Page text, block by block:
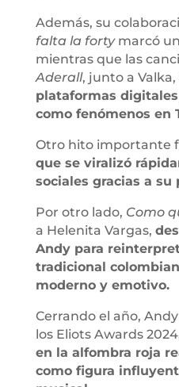
Además, su
falta la fortymarcó
mientras que las
Aderall, junto a Valka,
plataformas
como fenómenos en
Otro hito importante
que se viralizó
sociales gracias a su
Por otro lado, Como
a Helenita Vargas,
Andy para
tradicional
moderno y emotivo.
Cerrando el año,
los Eliots Awards
en la alfombra roja
como figura